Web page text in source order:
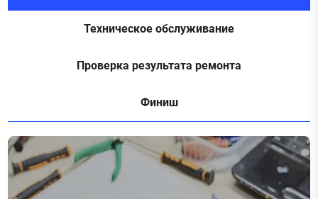
Техническое обслуживание
Проверка результата ремонта
Финиш